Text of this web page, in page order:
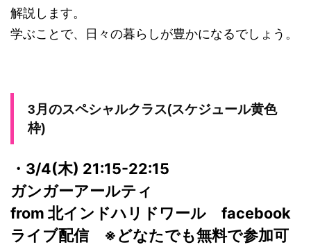
解説します。
学ぶことで、日々の暮らしが豊かになるでしょう。
3月のスペシャルクラス(スケジュール黄色
枠)
・3/4(木) 21:15-22:15
ガンガーアールティ
from 北インドハリドワール facebook
ライブ配信 ※どなたでも無料で参加可